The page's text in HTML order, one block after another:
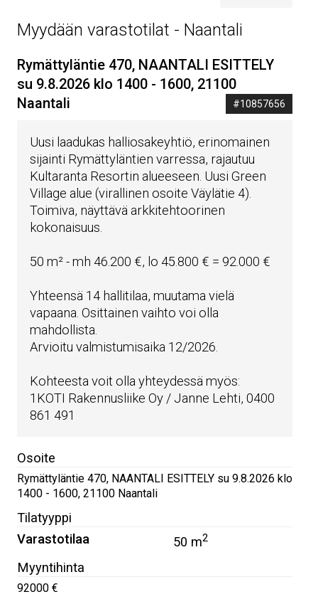
Myydään varastotilat - Naantali
Rymättyläntie 470, NAANTALI ESITTELY
su 9.8.2026 klo 1400 - 1600, 21100
Naantali
#10857656
Uusi laadukas halliosakeyhtiö, erinomainen
sijainti Rymättyläntien varressa, rajautuu
Kultaranta Resortin alueeseen. Uusi Green
Village alue (virallinen osoite Väylätie 4).
Toimiva, näyttävä arkkitehtoorinen
kokonaisuus.
50 m² - mh 46.200 €, lo 45.800 € = 92.000 €
Yhteensä 14 hallitilaa, muutama vielä
vapaana. Osittainen vaihto voi olla
mahdollista.
Arvioitu valmistumisaika 12/2026.
Kohteesta voit olla yhteydessä myös:
1KOTI Rakennusliike Oy / Janne Lehti, 0400
861 491
Osoite
Rymättyläntie 470, NAANTALI ESITTELY su 9.8.2026 klo
1400 - 1600, 21100 Naantali
Tilatyyppi
Varastotilaa
50 m2
Myyntihinta
92000 €